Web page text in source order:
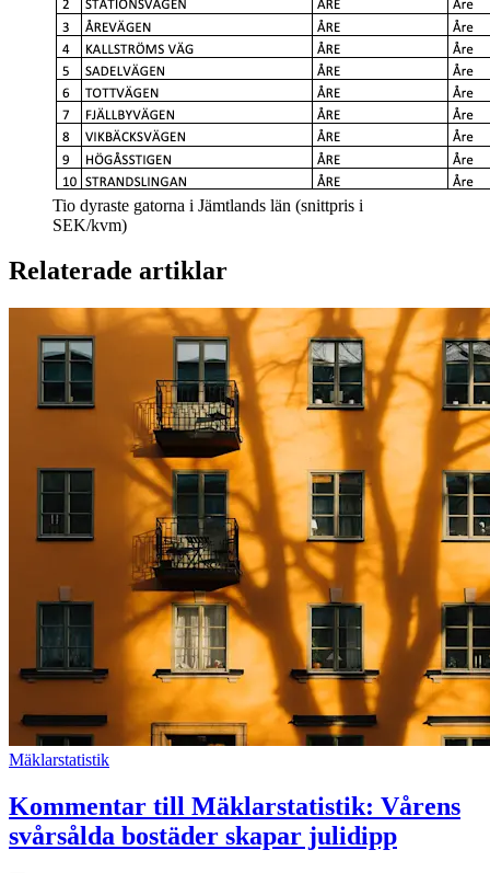
Tio dyraste gatorna i Jämtlands län (snittpris i
SEK/kvm)
Relaterade artiklar
Mäklarstatistik
Kommentar till Mäklarstatistik: Vårens
svårsålda bostäder skapar julidipp